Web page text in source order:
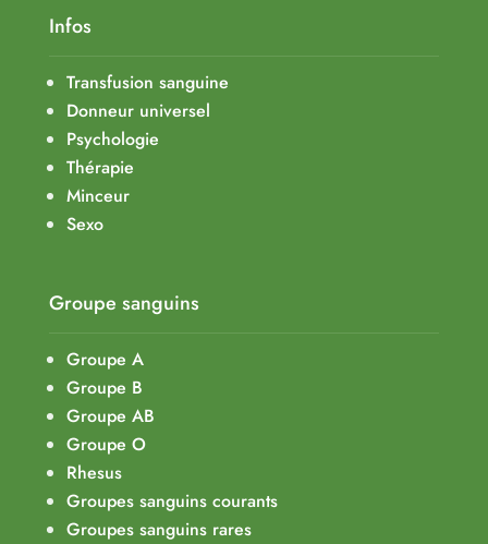
Infos
Transfusion sanguine
Donneur universel
Psychologie
Thérapie
Minceur
Sexo
Groupe sanguins
Groupe A
Groupe B
Groupe AB
Groupe O
Rhesus
Groupes sanguins courants
Groupes sanguins rares